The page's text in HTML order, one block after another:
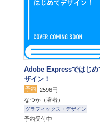
Adobe Expressではじめ
ザイン！
予約 2596円
なつか （著者）
グラフィックス・デザイン
予約受付中